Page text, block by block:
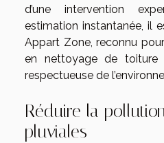
d’une intervention
estimation instantanée, il
Appart Zone, reconnu
en nettoyage de toiture
respectueuse de
Réduire la
pluviales